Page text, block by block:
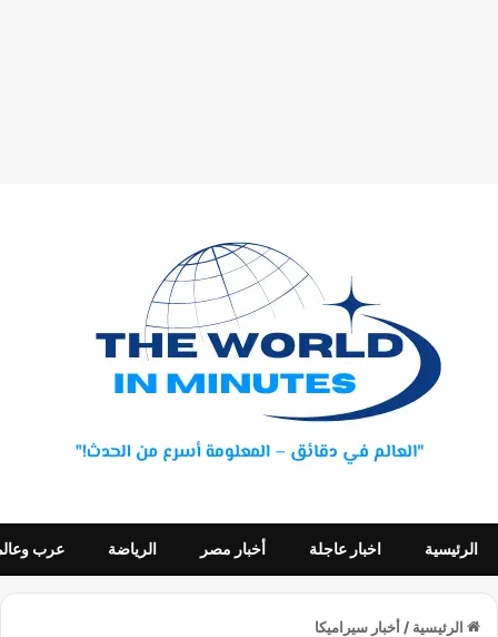
الرئيسية اخبار عاجلة أخبار مصر الرياضة عرب
الرئيسية / أخبار سيراميكا